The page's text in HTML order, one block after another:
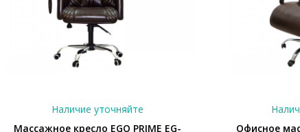
Наличие уточняйте
Массажное кресло EGO PRIME EG-
Офисное